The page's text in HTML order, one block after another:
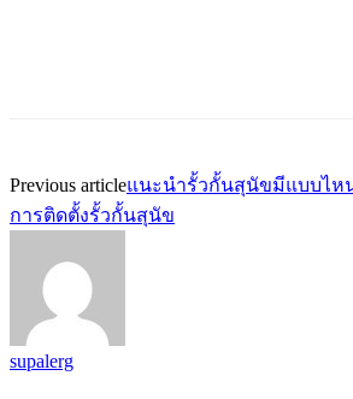
Previous articleแนะนำรั้วกั้นสุนัขมีแบบไห
การติดตั้งรั้วกั้นสุนัข
supalerg